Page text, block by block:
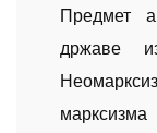
Предмет
државе